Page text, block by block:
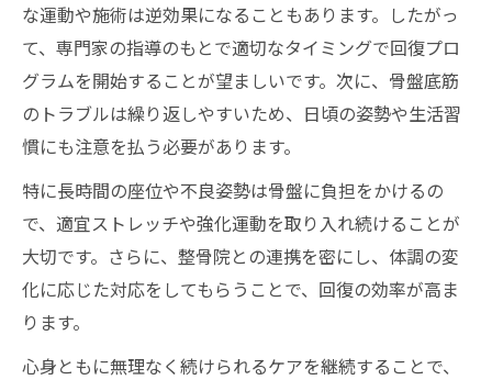
な運動や施術は逆効果になることもあります。したがっ
て、専門家の指導のもとで適切なタイミングで回復プロ
グラムを開始することが望ましいです。次に、骨盤底筋
のトラブルは繰り返しやすいため、日頃の姿勢や生活習
慣にも注意を払う必要があります。
特に長時間の座位や不良姿勢は骨盤に負担をかけるの
で、適宜ストレッチや強化運動を取り入れ続けることが
大切です。さらに、整骨院との連携を密にし、体調の変
化に応じた対応をしてもらうことで、回復の効率が高ま
ります。
心身ともに無理なく続けられるケアを継続することで、